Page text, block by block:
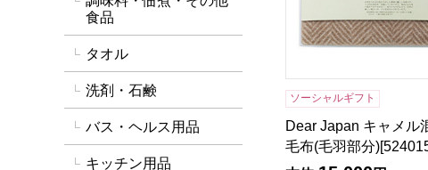
ソーシャルギフト
Dear Japan キャメル
毛布(毛羽部分
食品
タオル
洗剤・石鹸
バス・ヘルス用品
キッチン用品